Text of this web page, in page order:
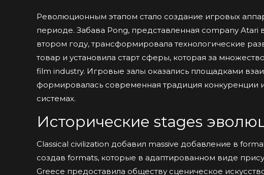
Революционным этапом стало создание игровых
периоде. Забава Pong, представленная company Atari
втором году, трансформировала технологические
товар и установила старт сферы, которая за
film industry. Игровые залы оказались площадками
формировалась современная традиция конкуренции
системах.
Исторические stages
Classical civilization добавил massive добавление в
создав formats, которые в адаптированном виде
Greece предоставила обществу сценическое